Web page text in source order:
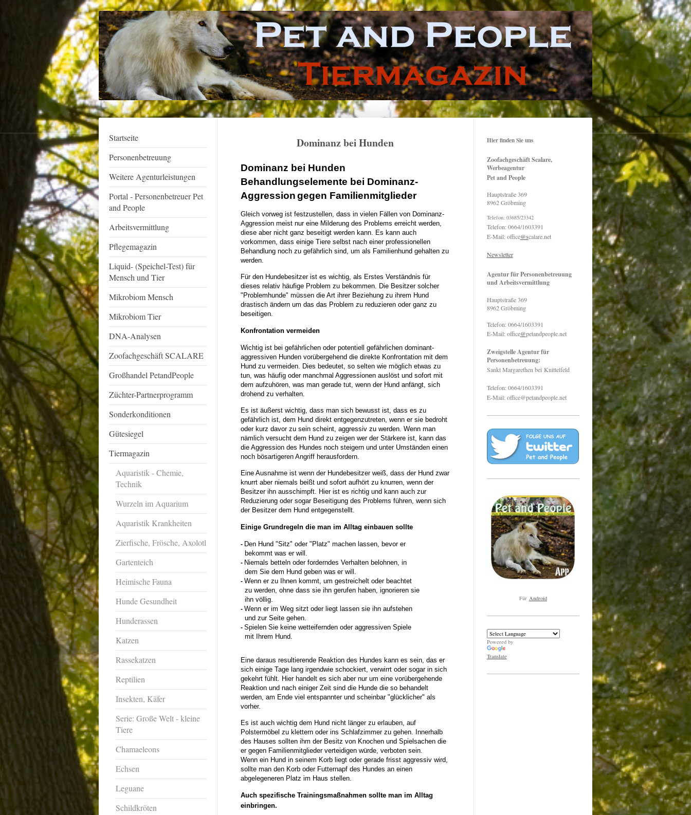
Startseite
Personenbetreuung
Weitere Agenturleistungen
Portal - Personenbetreuer Pet
and People
Arbeitsvermittlung
Pflegemagazin
Liquid- (Speichel-Test) für
Mensch und Tier
Mikrobiom Mensch
Mikrobiom Tier
DNA-Analysen
Zoofachgeschäft SCALARE
Großhandel PetandPeople
Züchter-Partnerprogramm
Sonderkonditionen
Gütesiegel
Tiermagazin
Aquaristik - Chemie,
Technik
Wurzeln im Aquarium
Aquaristik Krankheiten
Zierfische, Frösche, Axolotl
Gartenteich
Heimische Fauna
Hunde Gesundheit
Hunderassen
Katzen
Rassekatzen
Reptilien
Insekten, Käfer
Serie: Große Welt - kleine
Tiere
Chamaeleons
Echsen
Leguane
Schildkröten
Dominanz bei Hunden
Dominanz bei Hunden
Behandlungselemente bei Dominanz-
Aggression gegen Familienmitglieder
Gleich vorweg ist festzustellen, dass in vielen Fällen von Dominanz-
Aggression meist nur eine Milderung des Problems erreicht werden,
diese aber nicht ganz beseitigt werden kann. Es kann auch
vorkommen, dass einige Tiere selbst nach einer professionellen
Behandlung noch zu gefährlich sind, um als Familienhund gehalten zu
werden.
Für den Hundebesitzer ist es wichtig, als Erstes Verständnis für
dieses relativ häufige Problem zu bekommen. Die Besitzer solcher
"Problemhunde" müssen die Art ihrer Beziehung zu ihrem Hund
drastisch ändern um das das Problem zu reduzieren oder ganz zu
beseitigen.
Konfrontation vermeiden
Wichtig ist bei gefährlichen oder potentiell gefährlichen dominant-
aggressiven Hunden vorübergehend die direkte Konfrontation mit dem
Hund zu vermeiden. Dies bedeutet, so selten wie möglich etwas zu
tun, was häufig oder manchmal Aggressionen auslöst und sofort mit
dem aufzuhören, was man gerade tut, wenn der Hund anfängt, sich
drohend zu verhalten.
Es ist äußerst wichtig, dass man sich bewusst ist, dass es zu
gefährlich ist, dem Hund direkt entgegenzutreten, wenn er sie bedroht
oder kurz davor zu sein scheint, aggressiv zu werden. Wenn man
nämlich versucht dem Hund zu zeigen wer der Stärkere ist, kann das
die Aggression des Hundes noch steigern und unter Umständen einen
noch bösartigeren Angriff herausfordern.
Eine Ausnahme ist wenn der Hundebesitzer weiß, dass der Hund zwar
knurrt aber niemals beißt und sofort aufhört zu knurren, wenn der
Besitzer ihn ausschimpft. Hier ist es richtig und kann auch zur
Reduzierung oder sogar Beseitigung des Problems führen, wenn sich
der Besitzer dem Hund entgegenstellt.
Einige Grundregeln die man im Alltag einbauen sollte
- Den Hund "Sitz" oder "Platz" machen lassen, bevor er
bekommt was er will.
- Niemals betteln oder forderndes Verhalten belohnen, in
dem Sie dem Hund geben was er will.
- Wenn er zu Ihnen kommt, um gestreichelt oder beachtet
zu werden, ohnedass sie ihn gerufen haben, ignorieren sie
ihn völlig.
- Wenn er im Weg sitzt oder liegt lassen sie ihn aufstehen
und zur Seite gehen.
- Spielen Sie keine wetteifernden oder aggressiven Spiele
mit Ihrem Hund.
Eine daraus resultierende Reaktion des Hundes kann es sein, das er
sich einige Tage lang irgendwie schockiert, verwirrt oder sogar in sich
gekehrt fühlt. Hier handelt es sich aber nur um eine vorübergehende
Reaktion und nach einiger Zeit sind die Hunde die so behandelt
werden, am Ende viel entspannter und scheinbar "glücklicher" als
vorher.
Es ist auch wichtig dem Hund nicht länger zu erlauben, auf
Polstermöbel zu klettern oder ins Schlafzimmer zu gehen. Innerhalb
des Hauses sollten ihm der Besitz von Knochen und Spielsachen die
er gegen Familienmitglieder verteidigen würde, verboten sein.
Wenn ein Hund in seinem Korb liegt oder gerade frisst aggressiv wird,
sollte man den Korb oder Futternapf des Hundes an einen
abgelegeneren Platz im Haus stellen.
Auch spezifische Trainingsmaßnahmen sollte man im Alltag
einbringen.
Hier finden Sie uns
Zoofachgeschäft Scalare,
Werbeagentur
Pet and People
Hauptstraße 369
8962 Gröbming
Telefon: 03685/23342
Telefon: 0664/1603391
E-Mail: office@scalare.net
Newsletter
Agentur für Personenbetreuung
und Arbeitsvermittlung
Hauptstraße 369
8962 Gröbming
Telefon: 0664/1603391
E-Mail: office@petandpeople.net
Zweigstelle Agentur für
Personenbetreuung:
Sankt Margarethen bei Knittelfeld
Telefon: 0664/1603391
E-Mail: office@petandpeople.net
Für Android
Powered by
Translate